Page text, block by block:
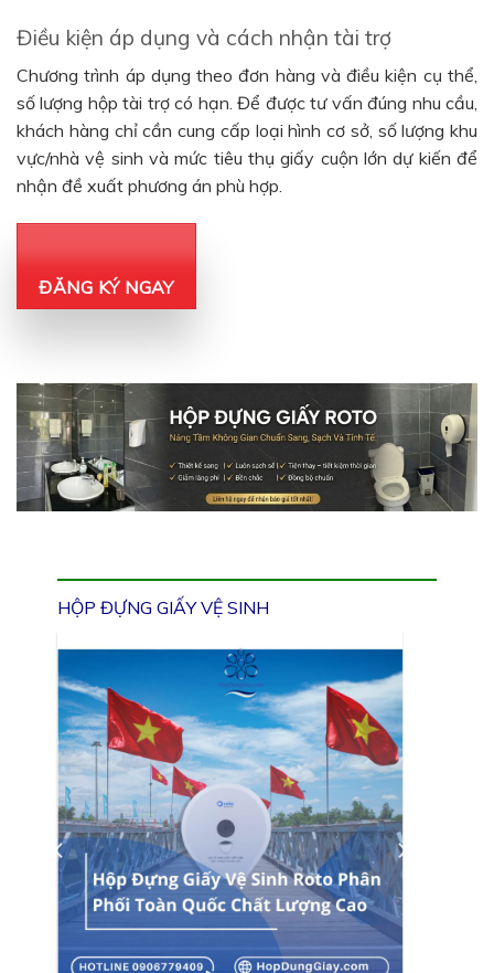
Điều kiện áp dụng và cách nhận tài trợ
Chương trình áp dụng theo đơn hàng và điều kiện cụ thể,
số lượng hộp tài trợ có hạn. Để được tư vấn đúng nhu cầu,
khách hàng chỉ cần cung cấp loại hình cơ sở, số lượng khu
vực/nhà vệ sinh và mức tiêu thụ giấy cuộn lớn dự kiến để
nhận đề xuất phương án phù hợp.
ĐĂNG KÝ NGAY
HỘP ĐỰNG GIẤY VỆ SINH